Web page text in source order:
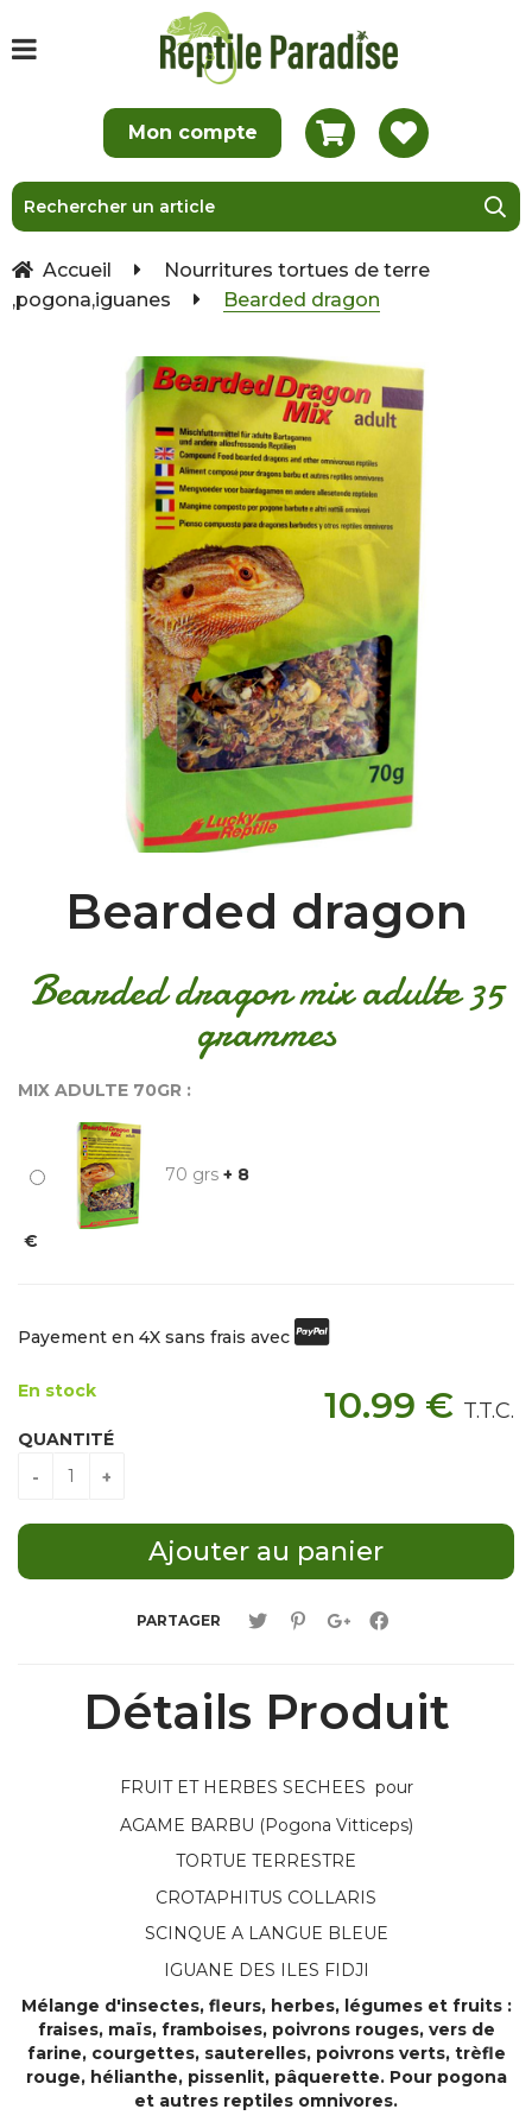
Accueil
Nourritures tortues de terre
,pogona,iguanes
Bearded dragon
Bearded dragon
Bearded dragon mix adulte 35
grammes
MIX ADULTE 70GR :
70 grs + 8
€
Payement en 4X sans frais avec
10.99 € T.T.C.
En stock
QUANTITÉ
PARTAGER
Détails Produit
FRUIT ET HERBES SECHEES pour
AGAME BARBU (Pogona Vitticeps)
TORTUE TERRESTRE
CROTAPHITUS COLLARIS
SCINQUE A LANGUE BLEUE
IGUANE DES ILES FIDJI
Mélange d'insectes, fleurs, herbes, légumes et fruits :
fraises, maïs, framboises, poivrons rouges, vers de
farine, courgettes, sauterelles, poivrons verts, trèfle
rouge, hélianthe, pissenlit, pâquerette. Pour pogona
et autres reptiles omnivores.